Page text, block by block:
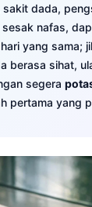
dada,
nafas,
yang sama;
berasa sihat,
segera
pertama yang